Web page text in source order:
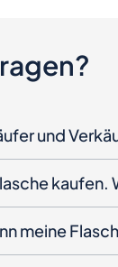
und
kaufen.
meine